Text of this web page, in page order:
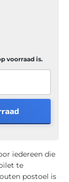
voorraad is.
iedereen die
te
postoel is